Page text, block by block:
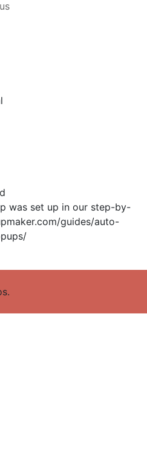
was set up in our step-by-
guides/auto-